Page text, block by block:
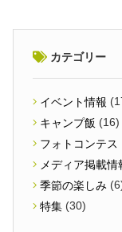
カテゴリー
イベント情報
キャンプ飯 (16)
フォトコンテス
メディア掲載情
季節の楽しみ
特集 (30)